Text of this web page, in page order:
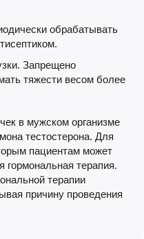
обрабатывать
Запрещено
тяжести весом более
в мужском организме
тестостерона. Для
пациентам может
гормональная терапия.
терапии
причину проведения